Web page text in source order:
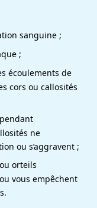
sanguine ;
;
écoulements de
cors ou callosités
ne
ou s’aggravent ;
orteils
vous empêchent